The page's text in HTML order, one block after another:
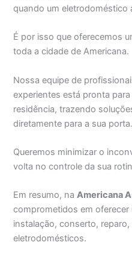
quando um eletrodoméstico
É por isso que oferecemos
toda a cidade de Americana.
Nossa equipe de
experientes está pronta
residência, trazendo
diretamente para a sua porta.
Queremos minimizar o
volta no controle da sua
Em resumo, naAmericana
comprometidos em oferecer
instalação, conserto,
eletrodomésticos.